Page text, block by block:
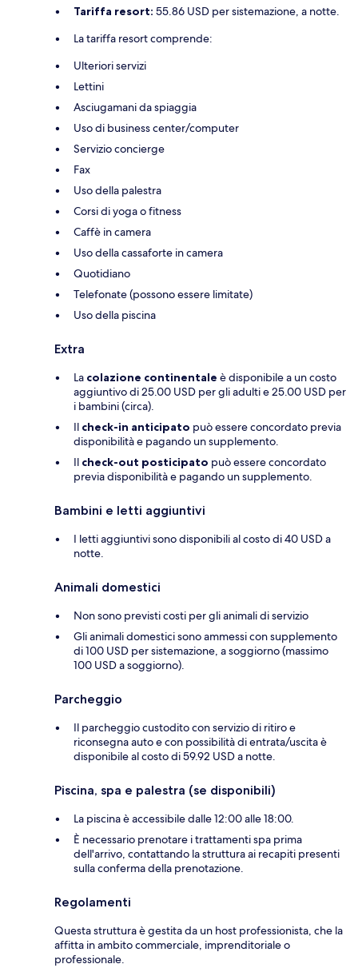
Tariffa resort: 55.86 USD per sistemazione, a notte.
La tariffa resort comprende:
Ulteriori servizi
Lettini
Asciugamani da spiaggia
Uso di business center/computer
Servizio concierge
Fax
Uso della palestra
Corsi di yoga o fitness
Caffè in camera
Uso della cassaforte in camera
Quotidiano
Telefonate (possono essere limitate)
Uso della piscina
Extra
La colazione continentale è disponibile a un costo
aggiuntivo di 25.00 USD per gli adulti e 25.00 USD per
i bambini (circa).
Il check-in anticipato può essere concordato previa
disponibilità e pagando un supplemento.
Il check-out posticipato può essere concordato
previa disponibilità e pagando un supplemento.
Bambini e letti aggiuntivi
I letti aggiuntivi sono disponibili al costo di 40 USD a
notte.
Animali domestici
Non sono previsti costi per gli animali di servizio
Gli animali domestici sono ammessi con supplemento
di 100 USD per sistemazione, a soggiorno (massimo
100 USD a soggiorno).
Parcheggio
Il parcheggio custodito con servizio di ritiro e
riconsegna auto e con possibilità di entrata/uscita è
disponibile al costo di 59.92 USD a notte.
Piscina, spa e palestra (se disponibili)
La piscina è accessibile dalle 12:00 alle 18:00.
È necessario prenotare i trattamenti spa prima
dell'arrivo, contattando la struttura ai recapiti presenti
sulla conferma della prenotazione.
Regolamenti
Questa struttura è gestita da un host professionista, che la
affitta in ambito commerciale, imprenditoriale o
professionale.